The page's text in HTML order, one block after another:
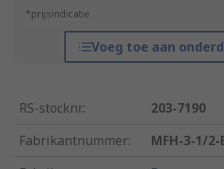
*prijsindicatie
Voeg toe aan
RS-stocknr.:
203-7190
Fabrikantnummer:
MFH-3-1/2-